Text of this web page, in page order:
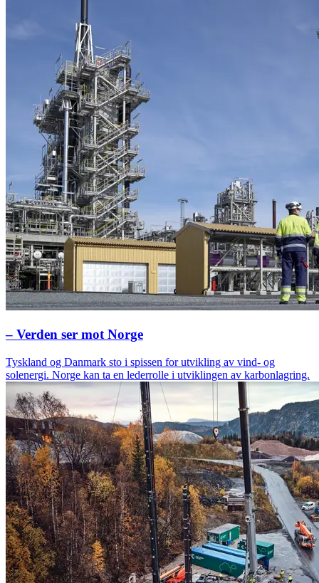
– Verden ser mot Norge
Tyskland og Danmark sto i spissen for utvikling av vind- og
solenergi. Norge kan ta en lederrolle i utviklingen av karbonlagring.